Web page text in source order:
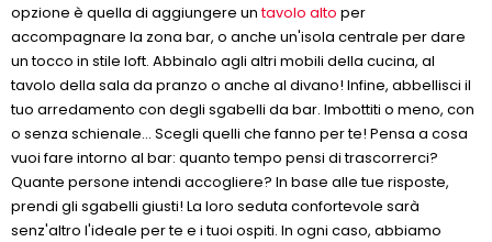
opzione è quella di aggiungere untavolo alto per
accompagnare la zona bar, o anche un'isola centrale per dare
un tocco in stile loft. Abbinalo agli altri mobili della cucina, al
tavolo della sala da pranzo o anche al divano! Infine, abbellisci il
tuo arredamento con degli sgabelli da bar. Imbottiti o meno, con
o senza schienale... Scegli quelli che fanno per te! Pensa a cosa
vuoi fare intorno al bar: quanto tempo pensi di trascorrerci?
Quante persone intendi accogliere? In base alle tue risposte,
prendi gli sgabelli giusti! La loro seduta confortevole sarà
senz'altro l'ideale per te e i tuoi ospiti. In ogni caso, abbiamo